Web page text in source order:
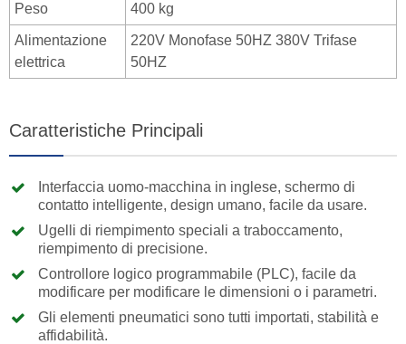
Peso 400 kg
Alimentazione
elettrica
220V Monofase 50HZ 380V Trifase
50HZ
Caratteristiche Principali
Interfaccia uomo-macchina in inglese, schermo di
contatto intelligente, design umano, facile da usare.
Ugelli di riempimento speciali a traboccamento,
riempimento di precisione.
Controllore logico programmabile (PLC), facile da
modificare per modificare le dimensioni o i parametri.
Gli elementi pneumatici sono tutti importati, stabilità e
affidabilità.